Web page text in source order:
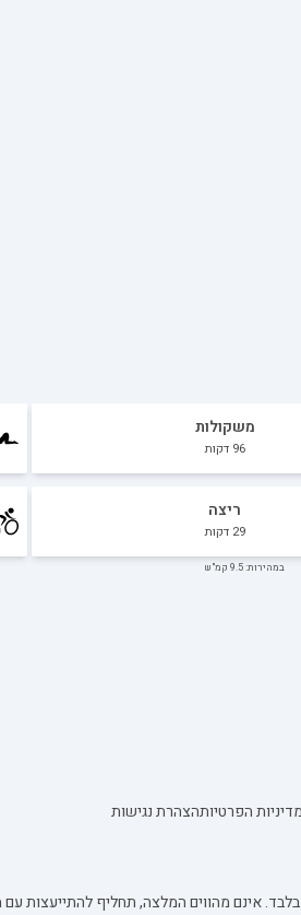
משקולות
96 דקות
ריצה
29 דקות
במהירות: 9.5 קמ"ש
מדיניות הפרטיותהצהרת נגישות
אינם מהווים המלצה, תחליף להתייעצות עם